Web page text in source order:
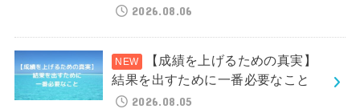
2026.08.06
【成績を上げるための真実】
結果を出すために一番必要なこと
2026.08.05